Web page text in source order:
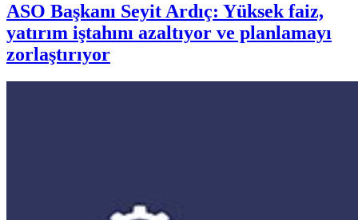
ASO Başkanı Seyit Ardıç: Yüksek faiz,
yatırım iştahını azaltıyor ve planlamayı
zorlaştırıyor